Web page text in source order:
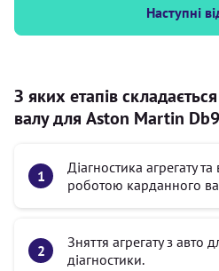
Наступні
З яких етапів
валу для Aston Martin Db9
Діагностика агрегату та
роботою карданного
Зняття агрегату з авто
діагностики.